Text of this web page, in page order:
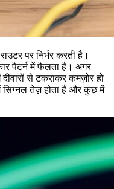
पर निर्भर करती है।
पैटर्न में फैलता है। अगर
से टकराकर कमज़ोर हो
सिग्नल तेज़ होता है और कुछ में